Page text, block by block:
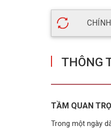
THÔNG
TẦM QUAN
Trong một ngày